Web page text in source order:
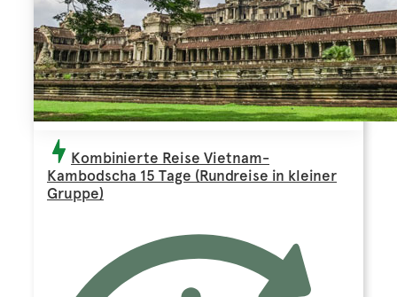
Kombinierte Reise Vietnam-
Kambodscha 15 Tage (Rundreise in kleiner
Gruppe)